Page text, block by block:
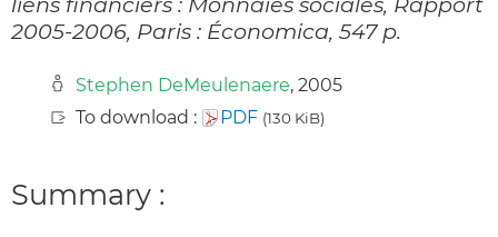
2005-2006, Paris : Économica, 547 p.
Stephen DeMeulenaere, 2005
To download :
PDF (130 KiB)
Summary :